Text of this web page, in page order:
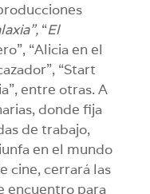
“El
“Alicia en el
“Start
entre otras. A
donde fija
de trabajo,
en el mundo
cine, cerrará las
encuentro para